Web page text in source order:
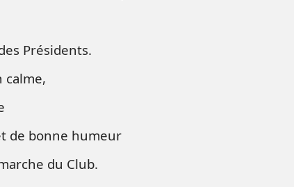
Présidents.
calme,
de bonne humeur
du Club.